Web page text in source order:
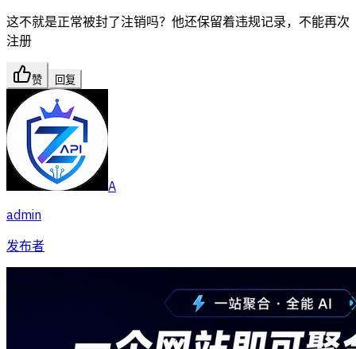
这不就是正常被封了注销吗？他还保留着违规记录，不能再次
注册
赞 回复
A
admin
发布者